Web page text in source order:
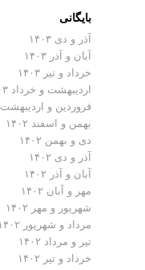
بایگانی
آذر و دی ۱۴۰۳
آبان و آذر ۱۴۰۳
خرداد و تیر ۱۴۰۳
اردیبهشت و خرداد ۱۴۰۳
فروردین و اردیبهشت ۱۴۰۳
بهمن و اسفند ۱۴۰۲
دی و بهمن ۱۴۰۲
آذر و دی ۱۴۰۲
آبان و آذر ۱۴۰۲
مهر و آبان ۱۴۰۲
شهریور و مهر ۱۴۰۲
مرداد و شهریور ۱۴۰۲
تیر و مرداد ۱۴۰۲
خرداد و تیر ۱۴۰۲